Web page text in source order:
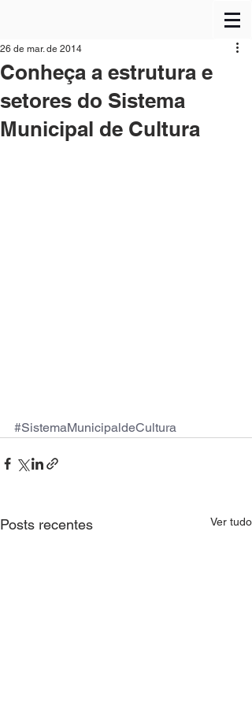
Conheça a estrutura e
setores do Sistema
Municipal de Cultura
26 de mar. de 2014
#SistemaMunicipaldeCultura
Posts recentes Ver tudo